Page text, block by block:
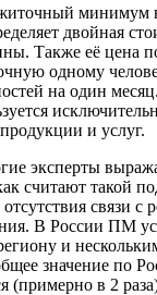
минимум
двойная
Также её цена
одному
на один
и услуг.
эксперты
считают такой
связи с
В России ПМ
и
значение по
(примерно в 2